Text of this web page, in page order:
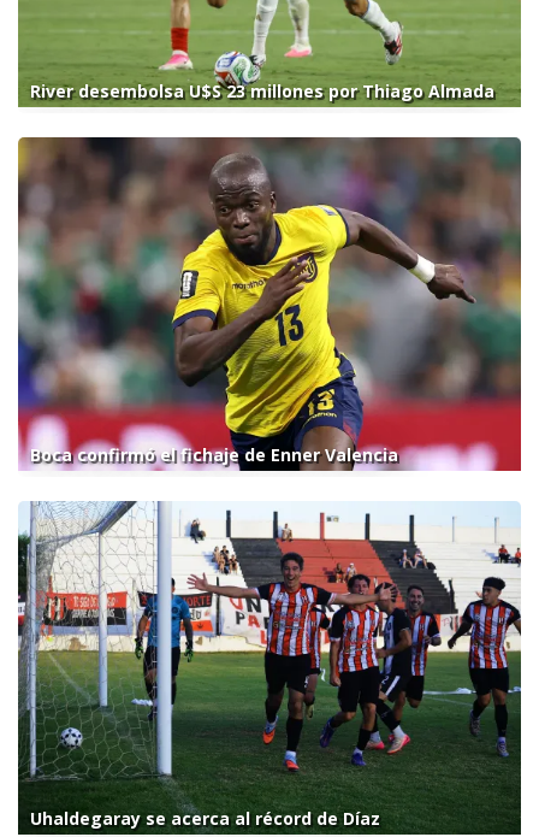
River desembolsa U$S 23 millones por Thiago Almada
Boca confirmó el fichaje de Enner Valencia
Uhaldegaray se acerca al récord de Díaz